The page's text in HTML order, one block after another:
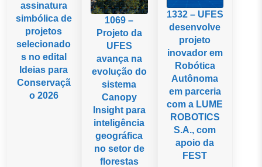
assinatura
simbólica de
projetos
selecionado
s no edital
Ideias para
Conservaçã
o 2026
1069 –
Projeto da
UFES
avança na
evolução do
sistema
Canopy
Insight para
inteligência
geográfica
no setor de
florestas
1332 – UFES
desenvolve
projeto
inovador em
Robótica
Autônoma
em parceria
com a LUME
ROBOTICS
S.A., com
apoio da
FEST